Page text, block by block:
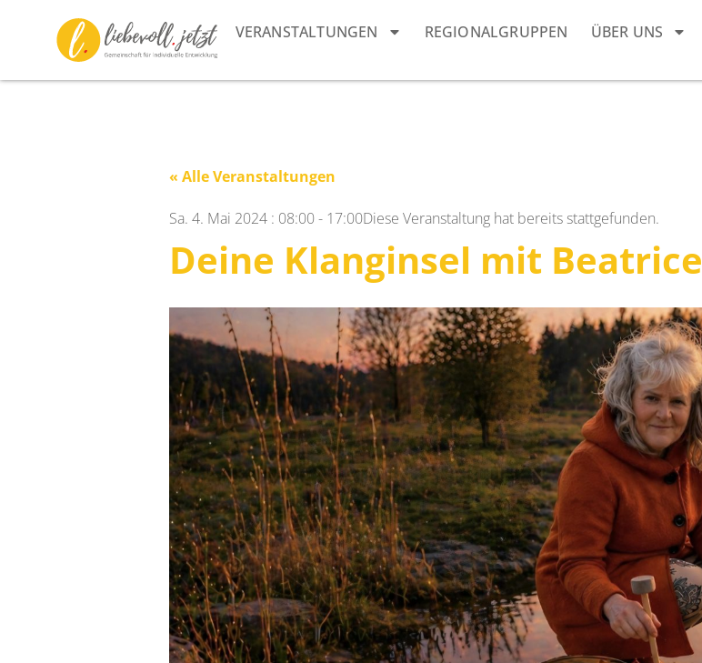
VERANSTALTUNGEN REGIONALGRUPPEN ÜBER UNS
« Alle Veranstaltungen
Sa. 4. Mai 2024 : 08:00- 17:00Diese Veranstaltung hat bereits stattgefunden.
Deine Klanginsel mit Beatrice